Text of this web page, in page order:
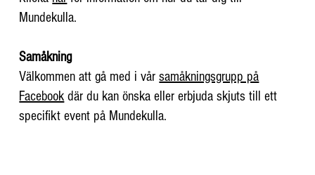
Mundekulla.
Samåkning
Välkommen att gå med i vårsamåkningsgrupp på
Facebook där du kan önska eller erbjuda skjuts till ett
specifikt event på Mundekulla.